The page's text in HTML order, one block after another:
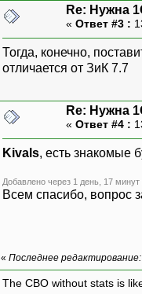
Re: Нужна
« Ответ #3 :
Тогда, конечно,
отличается от ЗиК 7.7
Re: Нужна
« Ответ #4 :
Kivals, есть знакомые
Добавлено через 1 день, 17
Всем спасибо, вопрос
« Последнее
The CBO without stats is